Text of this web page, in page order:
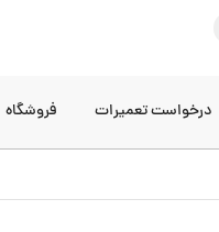
درخواست تعمیرات فروشگاه